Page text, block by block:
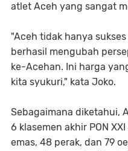
atlet Aceh yang sangat
"Aceh tidak hanya
berhasil mengubah
ke-Acehan. Ini harga
kita syukuri," kata Joko.
Sebagaimana diketahui,
6 klasemen akhir PON
emas, 48 perak, dan 79